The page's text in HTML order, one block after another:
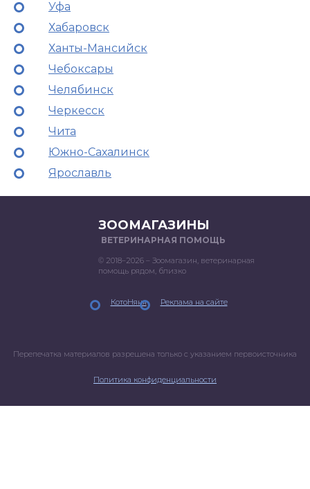
Уфа
Хабаровск
Ханты-Мансийск
Чебоксары
Челябинск
Черкесск
Чита
Южно-Сахалинск
Ярославль
ЗООМАГАЗИНЫ
ВЕТЕРИНАРНАЯ ПОМОЩЬ
© 2018–2026 – Зоомагазин, ветеринарная
помощь рядом, близко
КотоНяня Реклама на сайте
Перепечатка материалов разрешена только с указанием первоисточника
Политика конфиденциальности